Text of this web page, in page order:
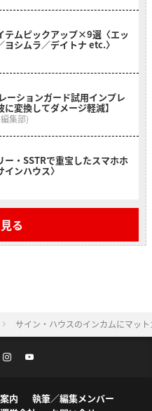
テムピックアップ×9選〈エッ
シムラ／デイトナ etc.〉
ーションガード試用インプレ
に変換してダメージ軽減】
集部)
ー・SSTRで重宝したスマホホ
ンハウス〉
る
サイン・ハウスのインカムにマッ
内
執筆／編集メンバー